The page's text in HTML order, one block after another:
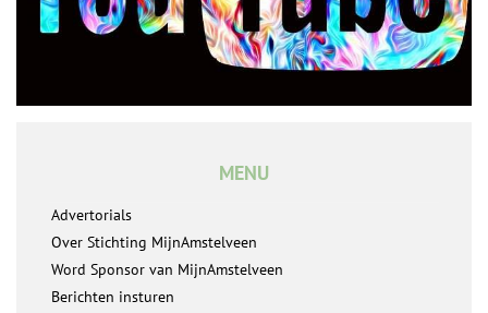
MENU
Advertorials
Over Stichting MijnAmstelveen
Word Sponsor van MijnAmstelveen
Berichten insturen